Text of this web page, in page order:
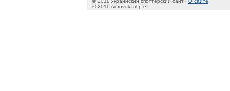
© 2011 Aerovokzal p.e.